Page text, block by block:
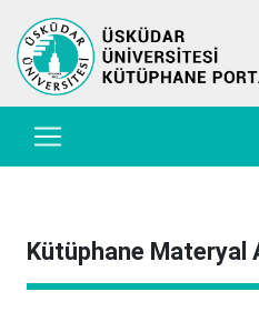
Kütüphane Materyal